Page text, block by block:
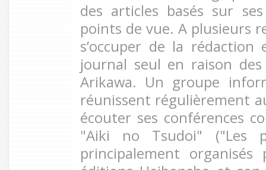
des articles basés sur
points de vue. A plusieurs
s’occuper de la
journal seul en raison
Arikawa. Un groupe
réunissent régulièrement
écouter ses conférences
"Aiki no Tsudoi" ("Les
principalement